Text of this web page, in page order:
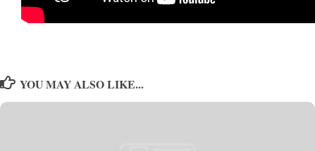
YOU MAY ALSO LIKE...